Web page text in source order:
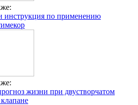
инструкция по применению
жизни при двустворчатом